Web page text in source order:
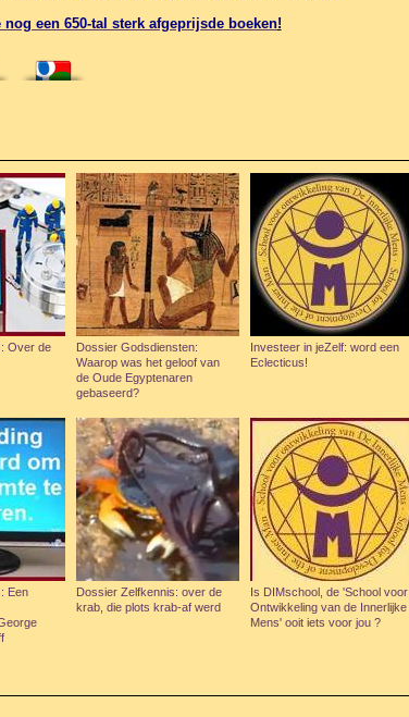
nog een 650-tal sterk afgeprijsde boeken!
Over de
Dossier Godsdiensten:
Waarop was het geloof van
de Oude Egyptenaren
gebaseerd?
Investeer in jeZelf: word een
Eclecticus!
Een
Dossier Zelfkennis: over de
krab, die plots krab-af werd
Is DIMschool, de 'School voor
Ontwikkeling van de Innerlijke
Mens' ooit iets voor jou ?